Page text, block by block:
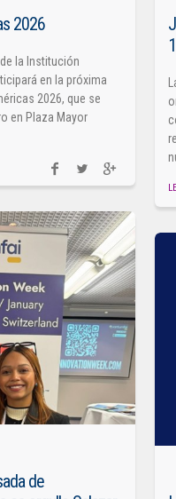
2026
la Institución
en la próxima
2026, que se
en Plaza Mayor
1
de